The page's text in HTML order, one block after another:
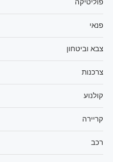
פוליטיקה
פנאי
צבא וביטחון
צרכנות
קולנוע
קריירה
רכב